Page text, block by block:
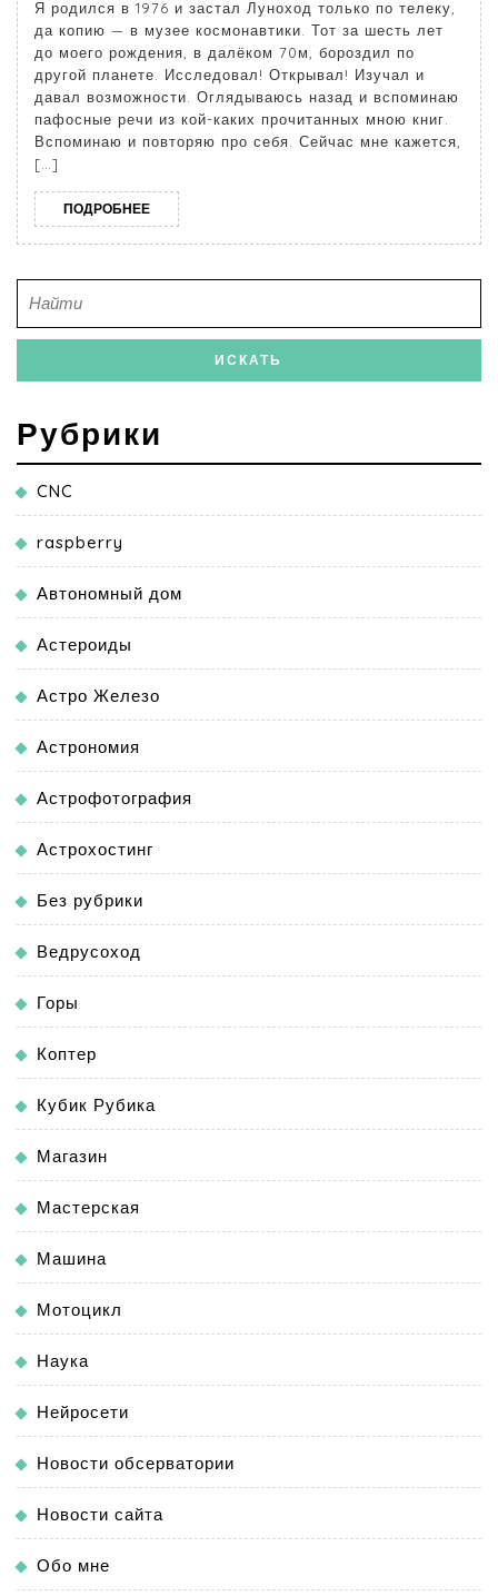
Я родился в 1976 и застал Луноход только по телеку,
да копию — в музее космонавтики. Тот за шесть лет
до моего рождения, в далёком 70м, бороздил по
другой планете. Исследовал! Открывал! Изучал и
давал возможности. Оглядываюсь назад и вспоминаю
пафосные речи из кой-каких прочитанных мною книг.
Вспоминаю и повторяю про себя. Сейчас мне кажется,
[…]
ПОДРОБНЕЕ
Рубрики
CNC
raspberry
Автономный дом
Астероиды
Астро Железо
Астрономия
Астрофотография
Астрохостинг
Без рубрики
Ведрусоход
Горы
Коптер
Кубик Рубика
Магазин
Мастерская
Машина
Мотоцикл
Наука
Нейросети
Новости обсерватории
Новости сайта
Обо мне